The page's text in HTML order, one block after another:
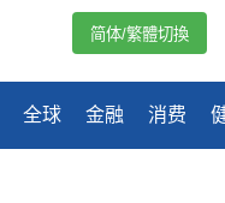
全球 金融 消费
简体/繁體切換